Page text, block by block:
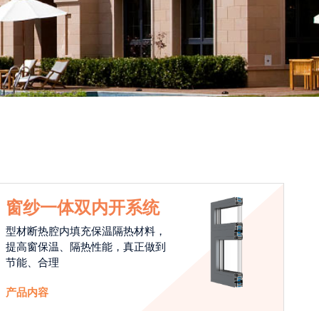
窗纱一体双内开系统
型材断热腔内填充保温隔热材料，
提高窗保温、隔热性能，真正做到
节能、合理
产品内容